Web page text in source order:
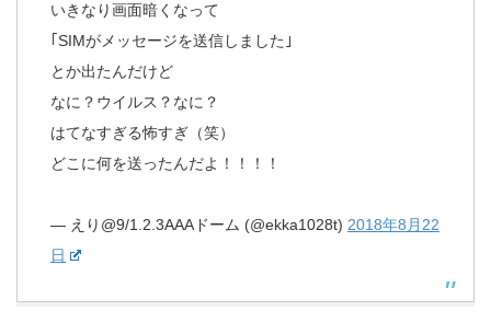
いきなり画面暗くなって
｢SIMがメッセージを送信しました｣
とか出たんだけど
なに？ウイルス？なに？
はてなすぎる怖すぎ（笑）
どこに何を送ったんだよ！！！！
— えり@9/1.2.3AAAドーム (@ekka1028t) 2018年8月22
日